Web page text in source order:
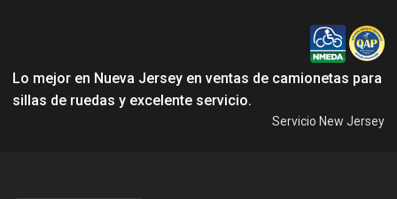
Lo mejor en Nueva Jersey en ventas de camionetas para
sillas de ruedas y excelente servicio.
Servicio New Jersey